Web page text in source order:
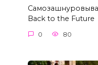
Back to the Future
0 80